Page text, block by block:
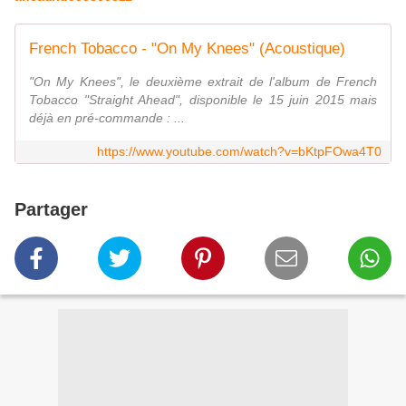
French Tobacco - "On My Knees" (Acoustique)
"On My Knees", le deuxième extrait de l'album de French
Tobacco "Straight Ahead", disponible le 15 juin 2015 mais
déjà en pré-commande : ...
https://www.youtube.com/watch?v=bKtpFOwa4T0
Partager